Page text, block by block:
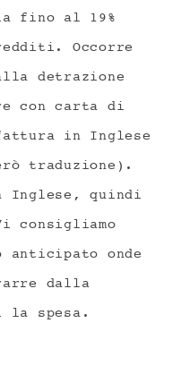
fino al 19%
Occorre
detrazione
con carta di
in Inglese
traduzione).
Inglese, quindi
consigliamo
onde
dalla
la spesa.